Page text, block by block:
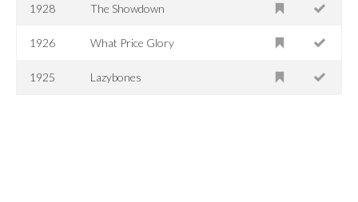
1928 The Showdown
1926 What Price Glory
1925 Lazybones